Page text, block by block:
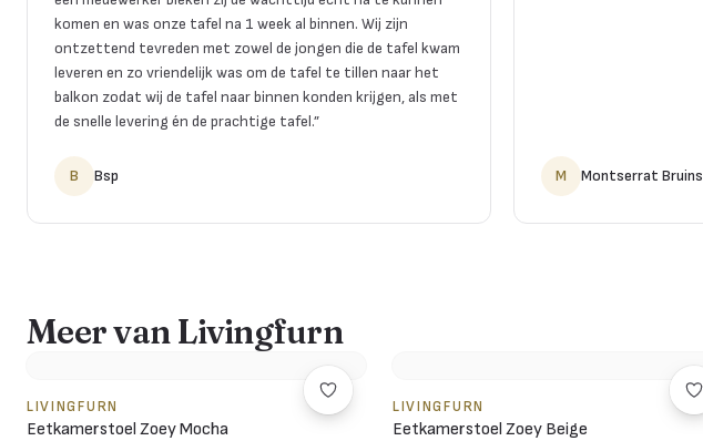
komen en was onze tafel na 1 week al binnen. Wij zijn
ontzettend tevreden met zowel de jongen die de tafel kwam
leveren en zo vriendelijk was om de tafel te tillen naar het
balkon zodat wij de tafel naar binnen konden krijgen, als met
de snelle levering én de prachtige tafel.”
B Bsp M Montserrat Bruins
Meer van Livingfurn
LIVINGFURN
Eetkamerstoel Zoey Mocha
LIVINGFURN
Eetkamerstoel Zoey Beige